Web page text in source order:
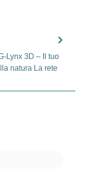
Lynx 3D – Il tuo
natura La rete